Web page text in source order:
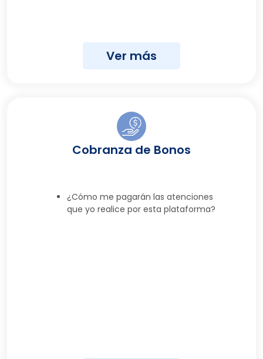
Ver más
Cobranza de Bonos
¿Cómo me pagarán las atenciones
que yo realice por esta plataforma?